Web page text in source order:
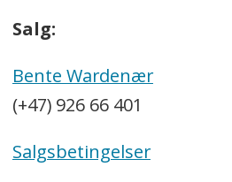
Salg:
Bente Wardenær
(+47) 926 66 401
Salgsbetingelser